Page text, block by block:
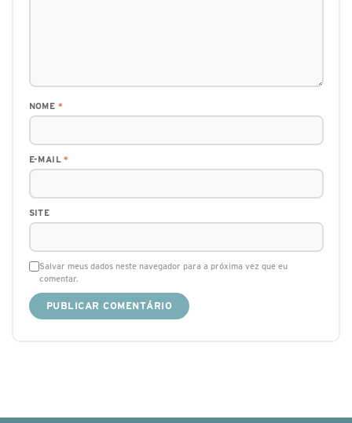
NOME *
E-MAIL*
SITE
Salvar meus dados neste navegador para a próxima vez que eu
comentar.